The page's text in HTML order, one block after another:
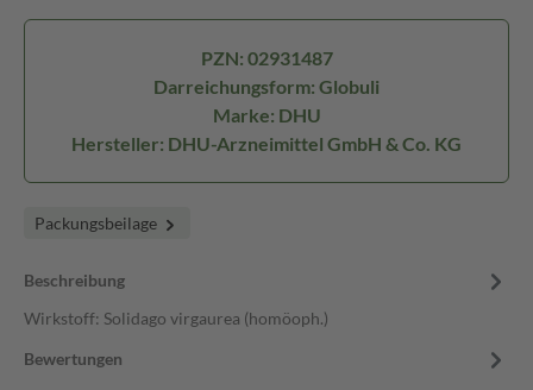
PZN: 02931487
Darreichungsform: Globuli
Marke: DHU
Hersteller: DHU-Arzneimittel GmbH & Co. KG
Packungsbeilage
Beschreibung
Wirkstoff: Solidago virgaurea (homöoph.)
Bewertungen